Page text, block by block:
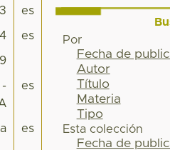
es
es
-
es
es
Por
Fecha de
Autor
Título
Materia
Tipo
Esta colección
Fecha de